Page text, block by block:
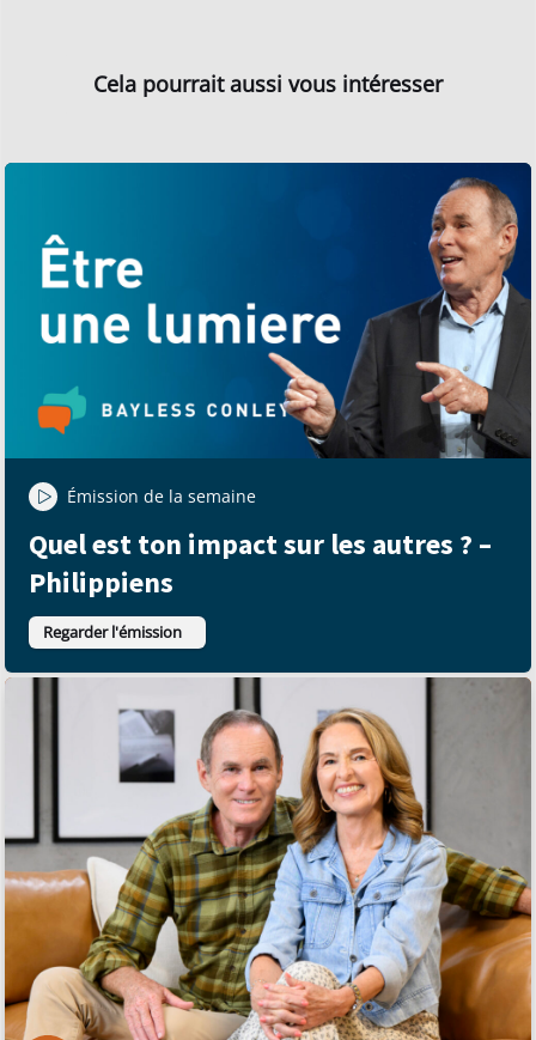
Cela pourrait aussi vous intéresser
Émission de la semaine
Quel est ton impact sur les autres ? –
Philippiens
Regarder l'émission